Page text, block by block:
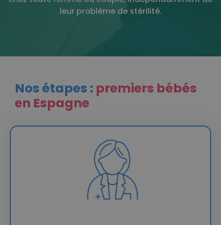
leur problème de stérilité.
Nos étapes : premiers bébés
en Espagne